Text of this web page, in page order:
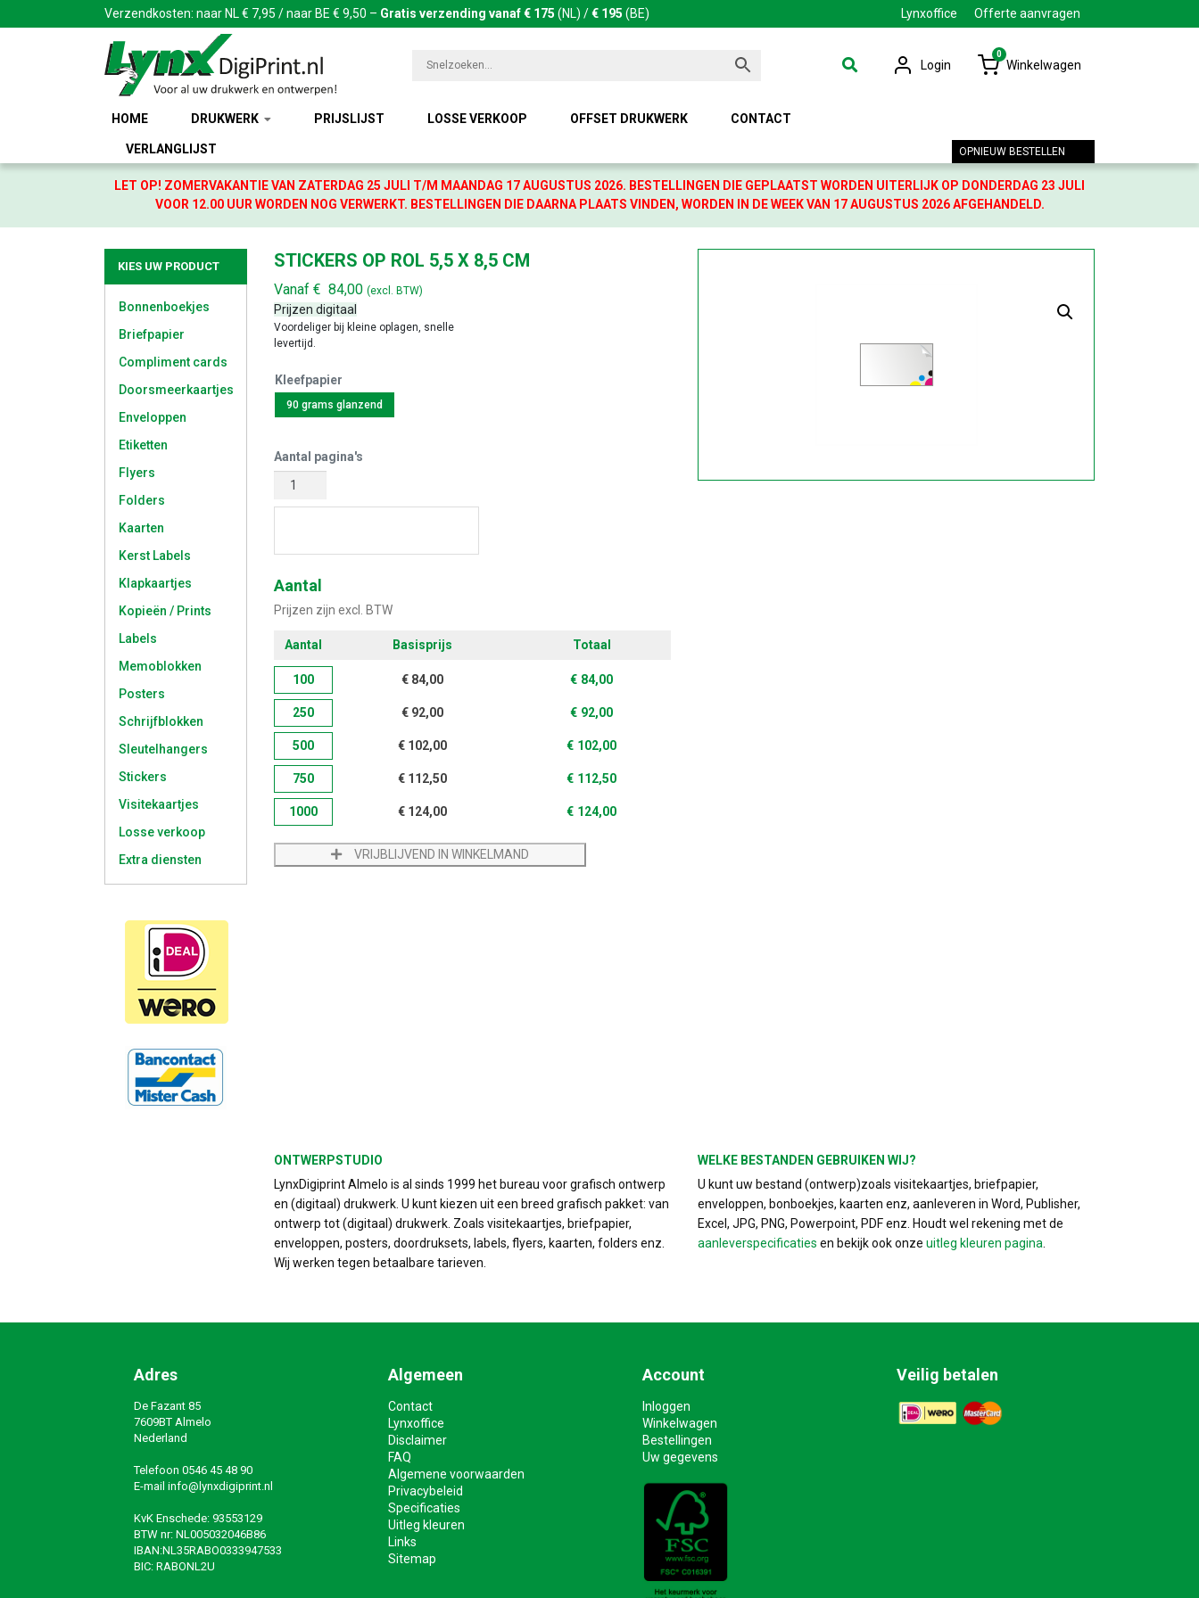
Verzendkosten: naar NL € 7,95 / naar BE € 9,50 – Gratis verzending vanaf € 175 (NL) /€ 195 (BE) Lynxoffice Offerte aanvragen
Login
0
Winkelwagen
HOME DRUKWERK PRIJSLIJST LOSSE VERKOOP OFFSET DRUKWERK CONTACT
VERLANGLIJST OPNIEUW BESTELLEN
LET OP! ZOMERVAKANTIE VAN ZATERDAG 25 JULI T/M MAANDAG 17 AUGUSTUS 2026. BESTELLINGEN DIE GEPLAATST WORDEN UITERLIJK OP DONDERDAG 23 JULI
VOOR 12.00 UUR WORDEN NOG VERWERKT. BESTELLINGEN DIE DAARNA PLAATS VINDEN, WORDEN IN DE WEEK VAN 17 AUGUSTUS 2026 AFGEHANDELD.
KIES UW PRODUCT
Bonnenboekjes
Briefpapier
Compliment cards
Doorsmeerkaartjes
Enveloppen
Etiketten
Flyers
Folders
Kaarten
Kerst Labels
Klapkaartjes
Kopieën / Prints
Labels
Memoblokken
Posters
Schrijfblokken
Sleutelhangers
Stickers
Visitekaartjes
Losse verkoop
Extra diensten
STICKERS OP ROL 5,5 X 8,5 CM
Vanaf € 84,00 (excl. BTW)
Prijzen digitaal
Voordeliger bij kleine oplagen, snelle
levertijd.
Kleefpapier
90 grams glanzend
Aantal pagina's
Aantal
Prijzen zijn excl. BTW
Aantal Basisprijs Totaal
100 € 84,00 € 84,00
250 € 92,00 € 92,00
500 € 102,00 € 102,00
750 € 112,50 € 112,50
1000 € 124,00 € 124,00
VRIJBLIJVEND IN WINKELMAND
ONTWERPSTUDIO
LynxDigiprint Almelo is al sinds 1999 het bureau voor grafisch ontwerp
en (digitaal) drukwerk. U kunt kiezen uit een breed grafisch pakket: van
ontwerp tot (digitaal) drukwerk. Zoals visitekaartjes, briefpapier,
enveloppen, posters, doordruksets, labels, flyers, kaarten, folders enz.
Wij werken tegen betaalbare tarieven.
WELKE BESTANDEN GEBRUIKEN WIJ?
U kunt uw bestand (ontwerp)zoals visitekaartjes, briefpapier,
enveloppen, bonboekjes, kaarten enz, aanleveren in Word, Publisher,
Excel, JPG, PNG, Powerpoint, PDF enz. Houdt wel rekening met de
aanleverspecificaties en bekijk ook onze uitleg kleuren pagina
Adres
De Fazant 85
7609BT Almelo
Nederland
Telefoon 0546 45 48 90
E-mail info@lynxdigiprint.nl
KvK Enschede: 93553129
BTW nr: NL005032046B86
IBAN:NL35RABO0333947533
BIC: RABONL2U
Algemeen
Contact
Lynxoffice
Disclaimer
FAQ
Algemene voorwaarden
Privacybeleid
Specificaties
Uitleg kleuren
Links
Sitemap
Account
Inloggen
Winkelwagen
Bestellingen
Uw gegevens
Veilig betalen